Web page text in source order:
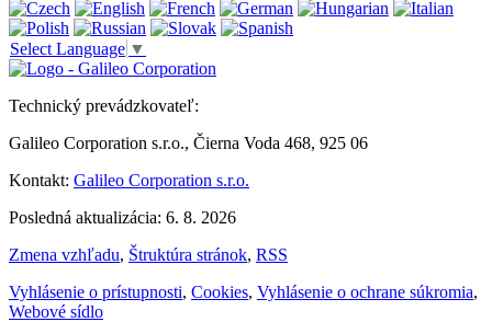
Select Language ▼
Technický prevádzkovateľ:
Galileo Corporation s.r.o., Čierna Voda 468, 925 06
Kontakt: Galileo Corporation s.r.o.
Posledná aktualizácia: 6. 8. 2026
Zmena vzhľadu, Štruktúra stránok, RSS
Vyhlásenie o prístupnosti, Cookies, Vyhlásenie o ochrane súkromia,
Webové sídlo